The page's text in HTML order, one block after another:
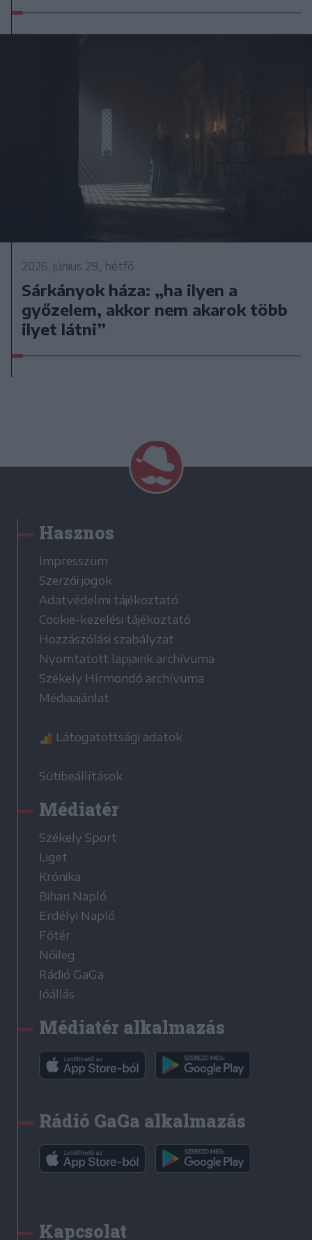
2026. június 29., hétfő
Sárkányok háza: „ha ilyen a
győzelem, akkor nem akarok több
ilyet látni”
Hasznos
Impresszum
Szerzői jogok
Adatvédelmi tájékoztató
Cookie-kezelési tájékoztató
Hozzászólási szabályzat
Nyomtatott lapjaink archívuma
Székely Hírmondó archívuma
Médiaajánlat
Látogatottsági adatok
Sütibeállítások
Médiatér
Székely Sport
Liget
Krónika
Bihari Napló
Erdélyi Napló
Főtér
Nőileg
Rádió GaGa
Jóállás
Médiatér alkalmazás
Rádió GaGa alkalmazás
Kapcsolat